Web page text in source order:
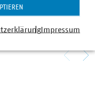
Impressum